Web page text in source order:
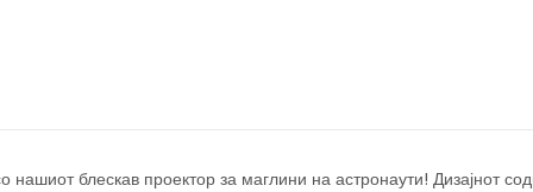
нашиот блескав проектор за маглини на астронаути! Дизајнот